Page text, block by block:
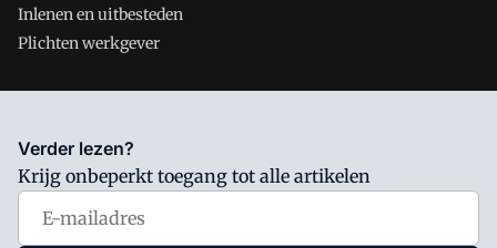
Inlenen en uitbesteden
Plichten werkgever
Salarisnet is onderdeel van VMN media. Lees in
waar VMN media voor staat. Op gebruik van deze site zijn de
volgende regelingen van toepassing:Algemene Voorwaarden
Privacy en Cookie beleid
Verder lezen?
Krijg onbeperkt toegang tot alle artikelen